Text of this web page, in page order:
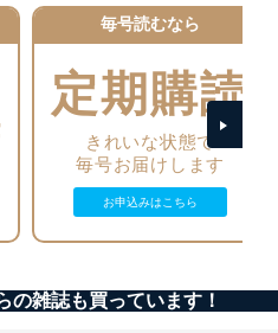
の防止
に保持しています。
機器等にセキュリティ対策
し、自動更新 機能等の活用
態としています。
う漏洩等の防止
ータの含まれるファイルを
ファイルへのパスワードを
ステムの継続的改善
毎号読むなら
定期購読
きれいな状態で
毎号お届けします
お申込みはこちら
の雑誌も買っています！